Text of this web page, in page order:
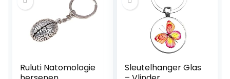
Ruluti Natomologie
Sleutelhanger Glas